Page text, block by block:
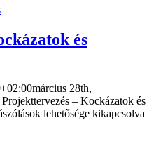
és
március 28th,
Projekttervezés – Kockázatok és
lehetősége kikapcsolva